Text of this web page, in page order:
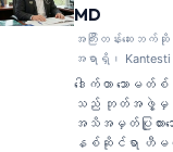
MD
အကြီးတန်းဆေးဘက်
အရာရှိ၊ Kantesti
ဒေါက်တာ သောမတ်
သည် ဘုတ်အဖွဲ့မှ
အသိအမှတ်ပြုထား
နစ်ဆိုင်ရာ ဟီမတ်တ